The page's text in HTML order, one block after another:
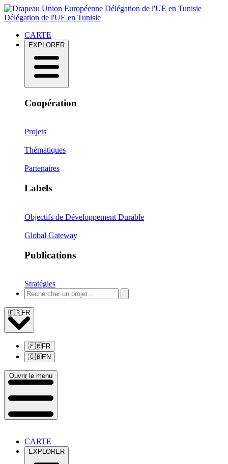
Délégation de l'UE en Tunisie
Délégation de l'UE en Tunisie
CARTE
EXPLORER
Coopération
Projets
Thématiques
Partenaires
Labels
Objectifs de Développement Durable
Global Gateway
Publications
Stratégies
🇫🇷FR
🇫🇷FR
🇬🇧EN
Ouvrir le menu
CARTE
EXPLORER